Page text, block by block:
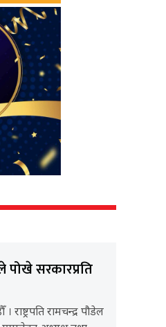
पोखे सरकारप्रति
राष्ट्रपति रामचन्द्र पौडेल